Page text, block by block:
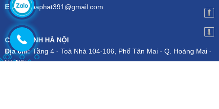
Email:hoaphat391@gmail.com
CHI NHÁNH HÀ NỘI
Địa chỉ:Tầng 4 - Toà Nhà 104-106, Phố Tân Mai - Q. Hoàng Mai -
Hà Nội